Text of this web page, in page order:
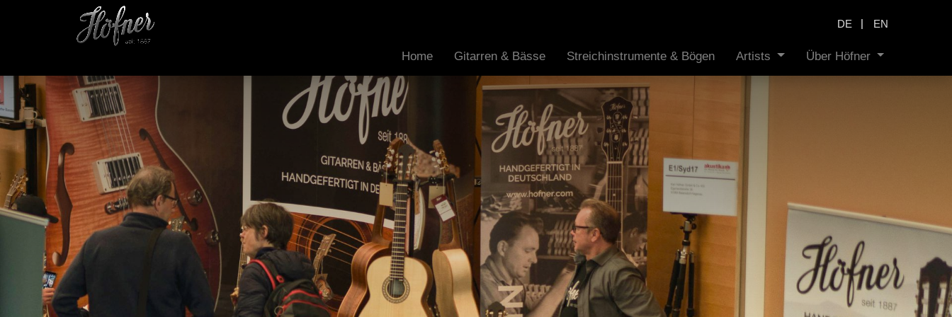
DE | EN
Home Gitarren & Bässe Streichinstrumente & Bögen Artists Über Höfner